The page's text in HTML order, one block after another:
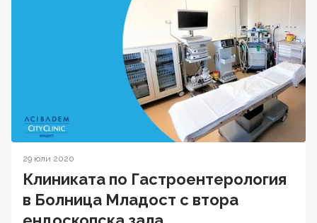
29 юли 2020
Клиниката по Гастроентерология
в Болница Младост с втора